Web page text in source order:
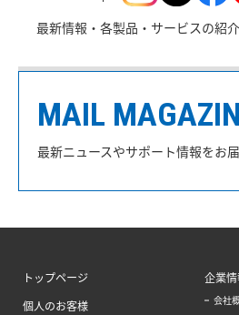
最新情報・各製品・サービスの紹
MAIL
最新ニュースやサポート情報をお
トップページ
個人のお客様
企業
会社